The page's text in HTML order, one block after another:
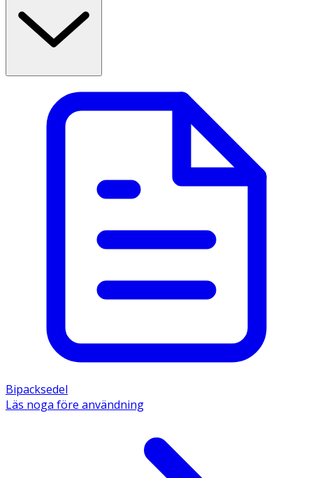
Bipacksedel
Läs noga före användning